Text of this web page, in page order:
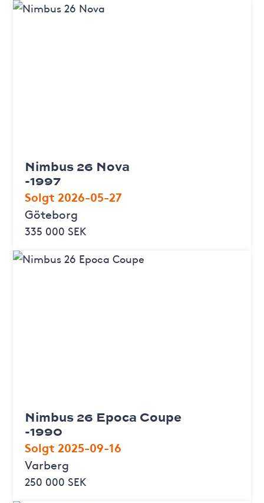
Nimbus 26 Nova
-1997
Solgt 2026-05-27
Göteborg
335 000 SEK
Nimbus 26 Epoca Coupe
-1990
Solgt 2025-09-16
Varberg
250 000 SEK